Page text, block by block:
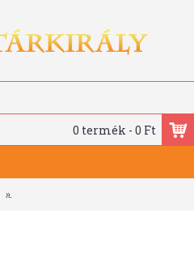
0 termék - 0 Ft